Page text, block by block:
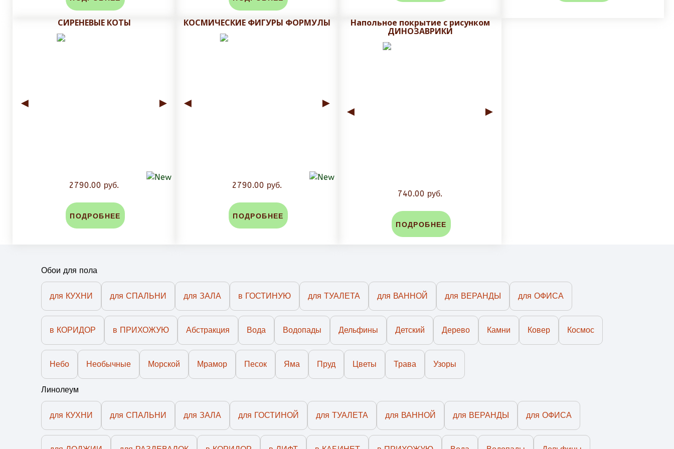
До изготовления, на почту заказчика высылаем макет на утверждения с учетом меж плиточного шва.
Стоимость доставки зависит от массы и объема заказа. Задайте вопрос в чат сайта и мы посчитаем стоимость и сроки доставки!
СИРЕНЕВЫЕ КОТЫ
◄ ►
2790.00 руб.
ПОДРОБНЕЕ
КОСМИЧЕСКИЕ ФИГУРЫ ФОРМУЛЫ
◄ ►
2790.00 руб.
ПОДРОБНЕЕ
Напольное покрытие с рисунком
ДИНОЗАВРИКИ
◄ ►
740.00 руб.
ПОДРОБНЕЕ
Обои для пола
для КУХНИ для СПАЛЬНИ для ЗАЛА в ГОСТИНУЮ для ТУАЛЕТА для ВАННОЙ для ВЕРАНДЫ для ОФИСА
в КОРИДОР в ПРИХОЖУЮ Абстракция Вода Водопады Дельфины Детский Дерево Камни Ковер Космос
Небо Необычные Морской Мрамор Песок Яма Пруд Цветы Трава Узоры
Линолеум
для КУХНИ для СПАЛЬНИ для ЗАЛА для ГОСТИНОЙ для ТУАЛЕТА для ВАННОЙ для ВЕРАНДЫ для ОФИСА